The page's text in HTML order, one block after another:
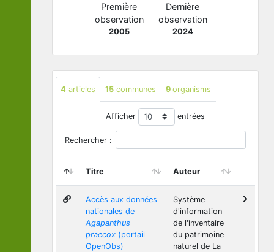
Première
observation
2005
Dernière
observation
2024
4 articles 15 communes 9 organisms
Afficher entrées
Rechercher :
Titre Auteur
Accès aux données
nationales de
Agapanthus
praecox (portail
OpenObs)
Système
d'information
de l'inventaire
du patrimoine
naturel de La